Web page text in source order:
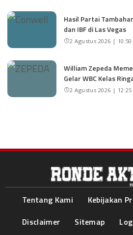
Hasil Partai
dan IBF di Las Vegas
2 Agustus 2026 | 10:50
William Zepeda
Gelar WBC Kelas
2 Agustus 2026 | 12:25
Tentang Kami
Kebijakan
Disclaimer
Sitemap